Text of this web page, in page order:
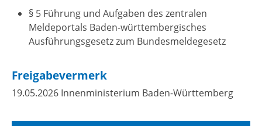
§ 5 Führung und Aufgaben des zentralen
Meldeportals Baden-württembergisches
Ausführungsgesetz zum Bundesmeldegesetz
Freigabevermerk
19.05.2026 Innenministerium Baden-Württemberg